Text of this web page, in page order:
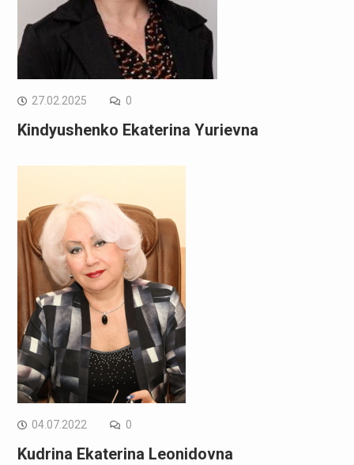
27.02.2025 0
Kindyushenko Ekaterina Yurievna
04.07.2022 0
Kudrina Ekaterina Leonidovna